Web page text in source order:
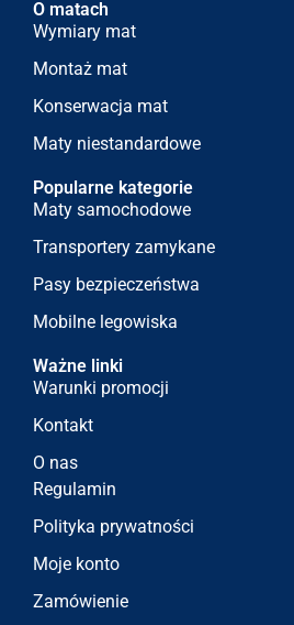
O matach
Wymiary mat
Montaż mat
Konserwacja mat
Maty niestandardowe
Popularne kategorie
Maty samochodowe
Transportery zamykane
Pasy bezpieczeństwa
Mobilne legowiska
Ważne linki
Warunki promocji
Kontakt
O nas
Regulamin
Polityka prywatności
Moje konto
Zamówienie